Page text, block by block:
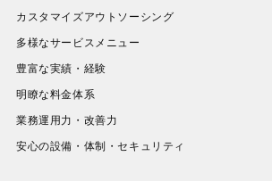
カスタマイズアウトソーシング
多様なサービスメニュー
豊富な実績・経験
明瞭な料金体系
業務運用力・改善力
安心の設備・体制・セキュリティ